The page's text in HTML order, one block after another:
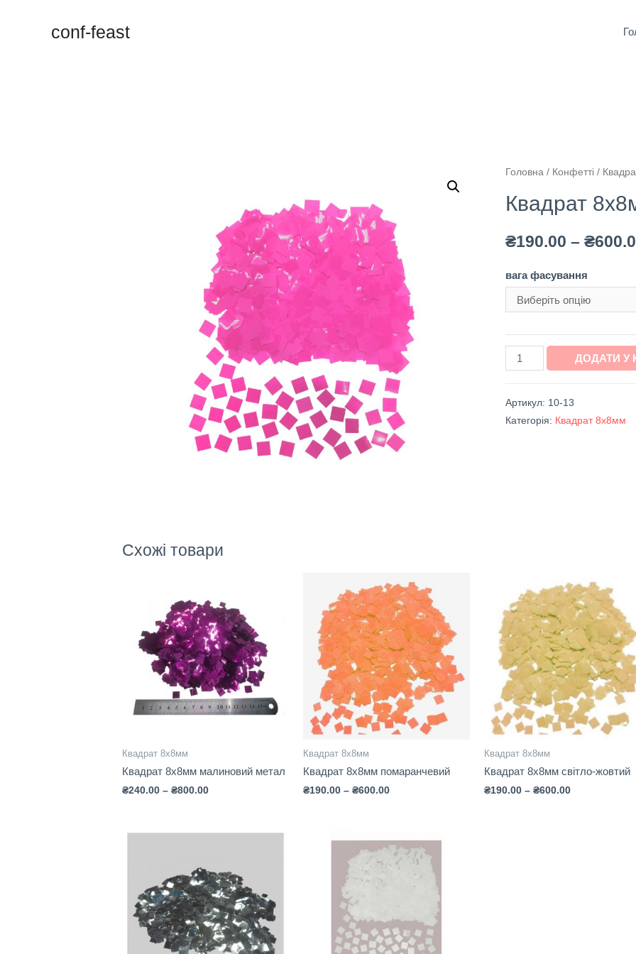
conf-feast
Головна / Конфетті /
Квадрат
₴190.00 – ₴
вага фасування
ДОДАТИ У
Артикул: 10-13
Категорія: Квадрат 8х8мм
Схожі товари
Квадрат 8х8мм
Квадрат 8х8мм малиновий метал
₴240.00 –₴800.00
Квадрат 8х8мм
Квадрат 8х8мм помаранчевий
₴190.00 –₴600.00
Квадрат 8х8мм
Квадрат 8х8мм світло-жовтий
₴190.00– ₴600.00